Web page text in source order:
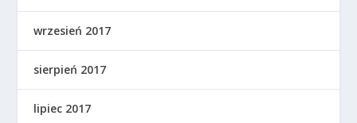
wrzesień 2017
sierpień 2017
lipiec 2017